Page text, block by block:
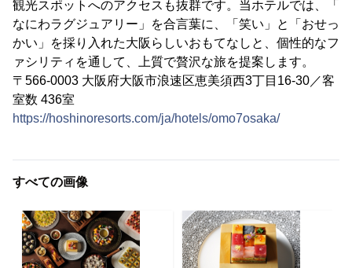
観光スポットへのアクセスも抜群です。当ホテルでは、「
なにわラグジュアリー」を合言葉に、「笑い」と「おせっ
かい」を採り入れた大阪らしいおもてなしと、個性的なフ
ァシリティを通して、上質で贅沢な旅を提案します。
〒566-0003 大阪府大阪市浪速区恵美須西3丁目16-30／客
室数 436室
https://hoshinoresorts.com/ja/hotels/omo7osaka/
すべての画像